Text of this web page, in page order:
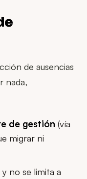
de ausencias
nada,
de gestión (vía
migrar ni
y no se limita a